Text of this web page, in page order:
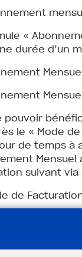
«
durée d’un
pouvoir
le « Mode
de temps à
suivant via
de
de
correspondant